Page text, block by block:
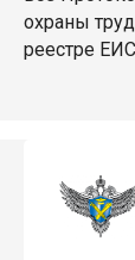
охраны
реестре